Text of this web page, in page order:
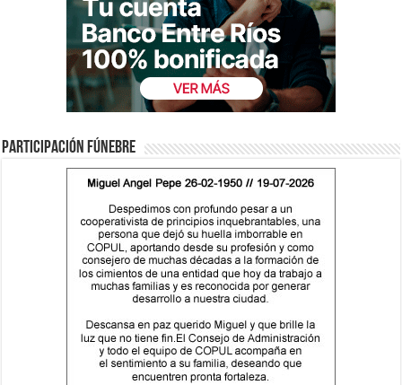
Participación fúnebre